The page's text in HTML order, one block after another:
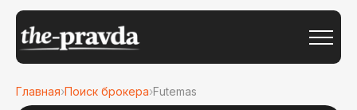
Главная›Поиск брокера›Futemas